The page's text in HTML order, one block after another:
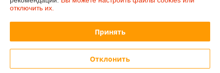
отключить их.
Принять
Отклонить